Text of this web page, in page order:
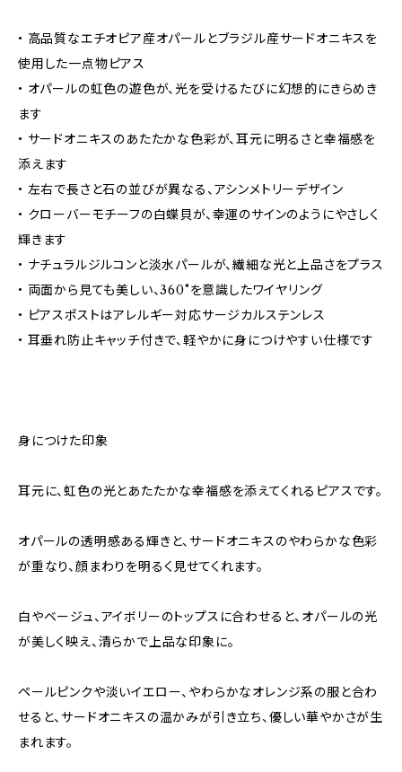
• 高品質なエチオピア産オパールとブラジル産サードオニキスを
使用した一点物ピアス
• オパールの虹色の遊色が、光を受けるたびに幻想的にきらめき
ます
• サードオニキスのあたたかな色彩が、耳元に明るさと幸福感を
添えます
• 左右で長さと石の並びが異なる、アシンメトリーデザイン
• クローバーモチーフの白蝶貝が、幸運のサインのようにやさしく
輝きます
• ナチュラルジルコンと淡水パールが、繊細な光と上品さをプラス
• 両面から見ても美しい、360°を意識したワイヤリング
• ピアスポストはアレルギー対応サージカルステンレス
• 耳垂れ防止キャッチ付きで、軽やかに身につけやすい仕様です
身につけた印象
耳元に、虹色の光とあたたかな幸福感を添えてくれるピアスです。
オパールの透明感ある輝きと、サードオニキスのやわらかな色彩
が重なり、顔まわりを明るく見せてくれます。
白やベージュ、アイボリーのトップスに合わせると、オパールの光
が美しく映え、清らかで上品な印象に。
ペールピンクや淡いイエロー、やわらかなオレンジ系の服と合わ
せると、サードオニキスの温かみが引き立ち、優しい華やかさが生
まれます。